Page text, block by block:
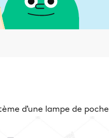
d’une lampe de poche